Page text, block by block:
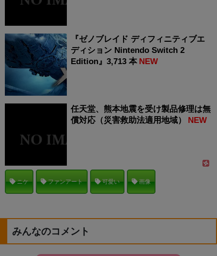
『ゼノブレイド ディフィニティブエ
ディション Nintendo Switch 2
Edition』3,713 本 NEW
任天堂、熊本地震を受け製品修理は無
償対応（災害救助法適用地域）
NEW
ニケ ファンアート 可愛い 画像
みんなのコメント